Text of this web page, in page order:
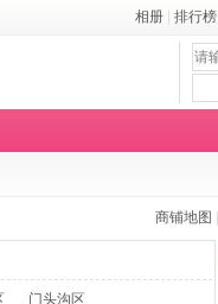
相册 排行榜
商铺地图
门头沟区